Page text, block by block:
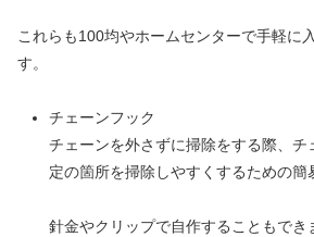
これらも100均やホームセンターで手軽に
す。
チェーンフック
チェーンを外さずに掃除をする際、チ
定の箇所を掃除しやすくするための簡
針金やクリップで自作することもでき